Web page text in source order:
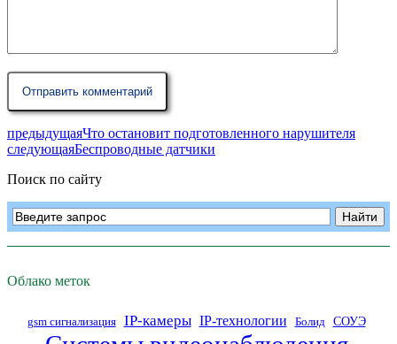
предыдущаяЧто остановит подготовленного нарушителя
следующаяБеспроводные датчики
Поиск по сайту
Облако меток
gsm сигнализация IP-камеры IP-технологии Болид СОУЭ